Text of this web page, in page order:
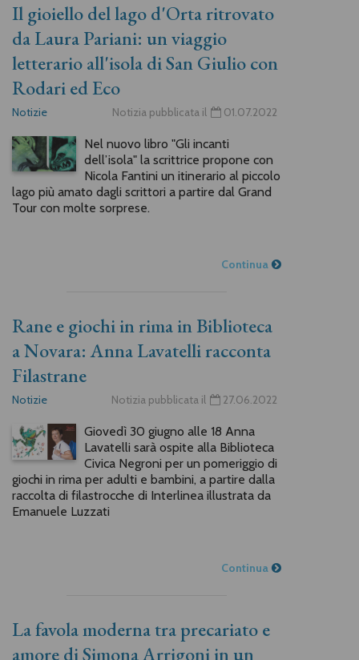
Il gioiello del lago d'Orta ritrovato
da Laura Pariani: un viaggio
letterario all'isola di San Giulio con
Rodari ed Eco
Notizie Notizia pubblicata il 01.07.2022
Nel nuovo libro "Gli incanti
dell’isola" la scrittrice propone con
Nicola Fantini un itinerario al piccolo
lago più amato dagli scrittori a partire dal Grand
Tour con molte sorprese.
Continua
Rane e giochi in rima in Biblioteca
a Novara: Anna Lavatelli racconta
Filastrane
Notizie Notizia pubblicata il 27.06.2022
Giovedì 30 giugno alle 18 Anna
Lavatelli sarà ospite alla Biblioteca
Civica Negroni per un pomeriggio di
giochi in rima per adulti e bambini, a partire dalla
raccolta di filastrocche di Interlinea illustrata da
Emanuele Luzzati
Continua
La favola moderna tra precariato e
amore di Simona Arrigoni in un